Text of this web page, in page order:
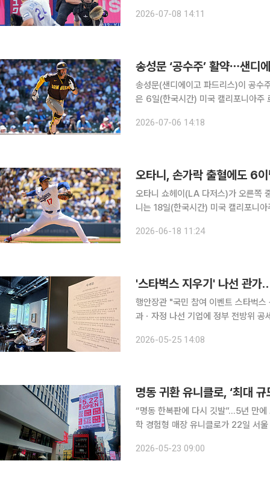
2026-07-08 14:11
송성문 ‘공수주’ 활약⋯샌디
송성문(샌디에이고 파드리스)이 공수주
은 6일(한국시간) 미국 캘리포니아주
2026-07-06 14:18
오타니, 손가락 출혈에도 6
오타니 쇼헤이(LA 다저스)가 오른쪽
니는 18일(한국시간) 미국 캘리포니
2026-06-18 11:24
'스타벅스 지우기' 나선 관가
행안장관 "국민 참여 이벤트 스타벅
과ㆍ자정 나선 기업에 정부 전방위 공세 “과도하다” 우려도 스
등 전방위로 스타벅스 지우기에 나서
2026-05-25 14:08
“명동 한복판에 다시 깃발”...5년 만
학 경험형 매장 유니클로가 22일 서울 명동 한복판에 국내 최대 규모 글로벌 플래그십 스토어 ‘유니
서 철수한지 5년여 만에 복귀다. 명동
2026-05-23 09:00